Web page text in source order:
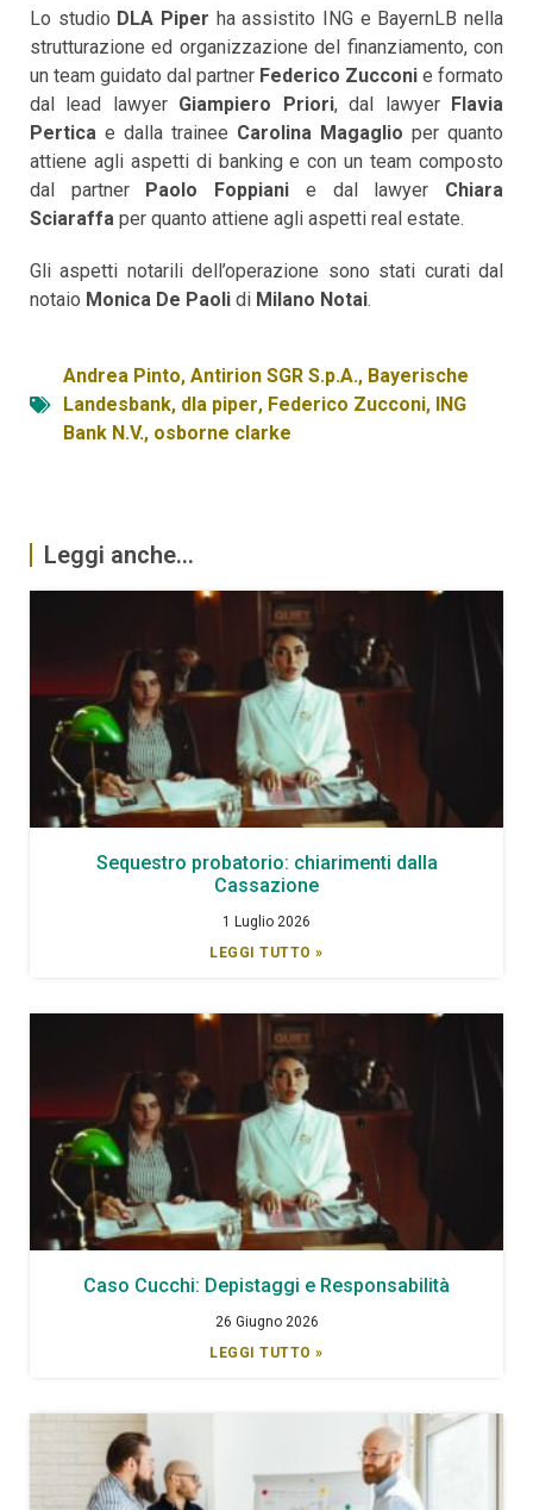
Lo studio DLA Piper ha assistito ING e BayernLB nella
strutturazione ed organizzazione del finanziamento, con
un team guidato dal partner Federico Zucconi e formato
dal lead lawyer Giampiero Priori, dal lawyer Flavia
Pertica e dalla trainee Carolina Magaglio per quanto
attiene agli aspetti di banking e con un team composto
dal partner Paolo Foppiani e dal lawyer Chiara
Sciaraffa per quanto attiene agli aspetti real estate.
Gli aspetti notarili dell’operazione sono stati curati dal
notaio Monica De Paoli di Milano Notai.
Andrea Pinto, Antirion SGR S.p.A., Bayerische
Landesbank, dla piper, Federico Zucconi, ING
Bank N.V., osborne clarke
Leggi anche...
Sequestro probatorio: chiarimenti dalla
Cassazione
1 Luglio 2026
LEGGI TUTTO »
Caso Cucchi: Depistaggi e Responsabilità
26 Giugno 2026
LEGGI TUTTO »